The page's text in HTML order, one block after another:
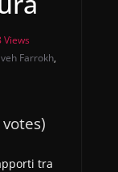
Views
Farrokh,
tra